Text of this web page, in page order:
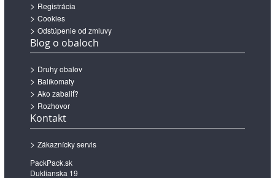
Registrácia
Cookies
Odstúpenie od zmluvy
Blog o obaloch
Druhy obalov
Balíkomaty
Ako zabaliť?
Rozhovor
Kontakt
Zákaznícky servis
PackPack.sk
Duklianska 19